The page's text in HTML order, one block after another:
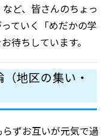
ど、皆さんのちょっ
ていく「めだかの学
待ちしています。
地区の集い・
ずお互いが元気で過